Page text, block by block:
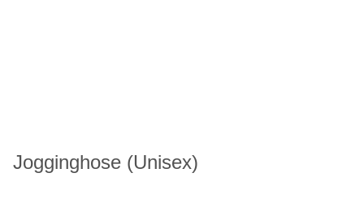
Jogginghose (Unisex)